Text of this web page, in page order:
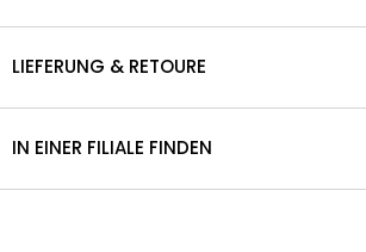
LIEFERUNG & RETOURE
IN EINER FILIALE FINDEN